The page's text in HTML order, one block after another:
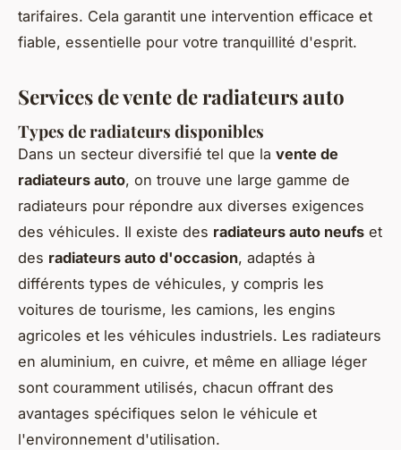
tarifaires. Cela garantit une intervention efficace et
fiable, essentielle pour votre tranquillité d'esprit.
Services de vente de radiateurs auto
Types de radiateurs disponibles
Dans un secteur diversifié tel que la vente de
radiateurs auto, on trouve une large gamme de
radiateurs pour répondre aux diverses exigences
des véhicules. Il existe des radiateurs auto neufs et
des radiateurs auto d'occasion, adaptés à
différents types de véhicules, y compris les
voitures de tourisme, les camions, les engins
agricoles et les véhicules industriels. Les radiateurs
en aluminium, en cuivre, et même en alliage léger
sont couramment utilisés, chacun offrant des
avantages spécifiques selon le véhicule et
l'environnement d'utilisation.